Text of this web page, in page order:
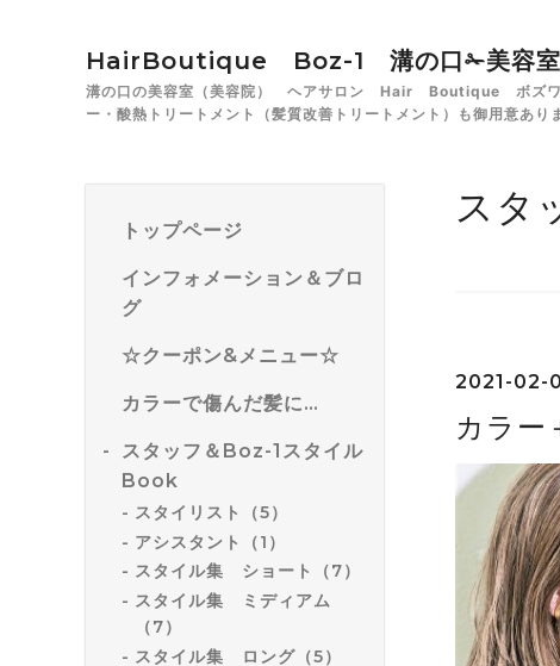
HairBoutique Boz-1 溝の口✁美容室
溝の口の美容室（美容院） ヘアサロン Hair Boutique ボズワン
ー・酸熱トリートメント（髪質改善トリートメント）も御用意あり
トップページ
インフォメーション＆ブロ
グ
☆クーポン&メニュー☆
カラーで傷んだ髪に…
スタッフ＆Boz-1スタイル
Book
スタイリスト（5）
アシスタント（1）
スタイル集 ショート（7）
スタイル集 ミディアム
（7）
スタイル集 ロング（5）
スタ
2021-02-
カラー